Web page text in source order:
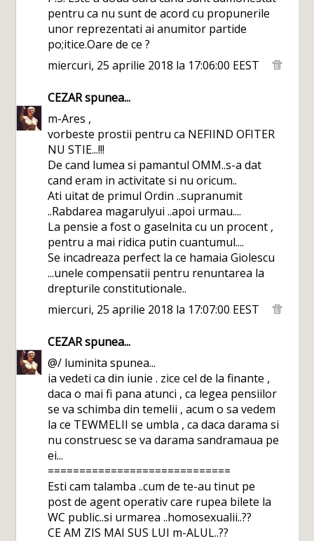
pentru ca nu sunt de acord cu propunerile
unor reprezentati ai anumitor partide
po;itice.Oare de ce ?
miercuri, 25 aprilie 2018 la 17:06:00 EEST
CEZARspunea...
m-Ares ,
vorbeste prostii pentru ca NEFIIND OFITER
NU STIE...!!!
De cand lumea si pamantul OMM..s-a dat
cand eram in activitate si nu oricum..
Ati uitat de primul Ordin ..supranumit
..Rabdarea magarulyui ..apoi urmau....
La pensie a fost o gaselnita cu un procent ,
pentru a mai ridica putin cuantumul....
Se incadreaza perfect la ce hamaia Giolescu
...unele compensatii pentru renuntarea la
drepturile constitutionale..
miercuri, 25 aprilie 2018 la 17:07:00 EEST
CEZARspunea...
@/ luminita spunea...
ia vedeti ca din iunie . zice cel de la finante ,
daca o mai fi pana atunci , ca legea pensiilor
se va schimba din temelii , acum o sa vedem
la ce TEWMELII se umbla , ca daca darama si
nu construesc se va darama sandramaua pe
ei...
=============================
Esti cam talamba ..cum de te-au tinut pe
post de agent operativ care rupea bilete la
WC public..si urmarea ..homosexualii..??
CE AM ZIS MAI SUS LUI m-ALUL..??